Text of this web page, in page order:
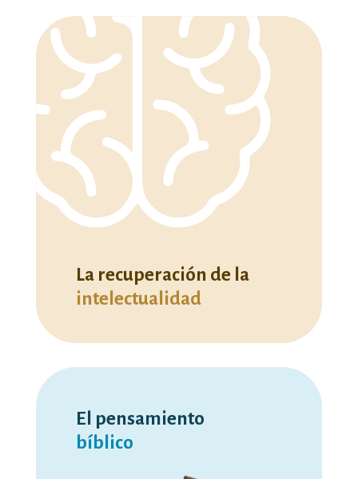
La recuperación de la
intelectualidad
El pensamiento
bíblico